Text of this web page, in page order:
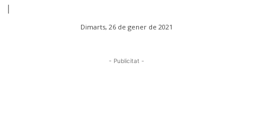
|
Dimarts, 26 de gener de 2021
- Publicitat -